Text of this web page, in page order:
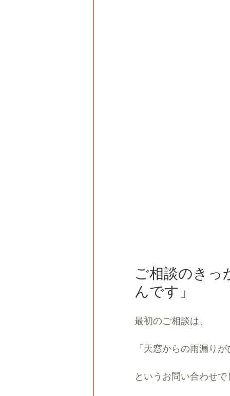
ご相談のき
んです」
最初のご相談は、
「天窓からの雨漏り
というお問い合わせで